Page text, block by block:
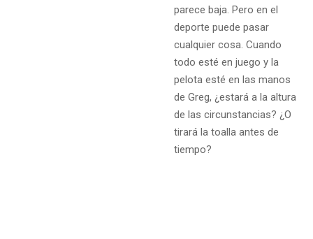
parece baja. Pero en el
deporte puede pasar
cualquier cosa. Cuando
todo esté en juego y la
pelota esté en las manos
de Greg, ¿estará a la altura
de las circunstancias? ¿O
tirará la toalla antes de
tiempo?